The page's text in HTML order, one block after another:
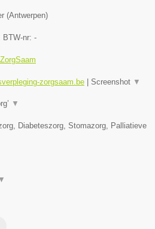
(Antwerpen)
BTW-nr: -
zorgsaam.be Screenshot ▼
▼
Diabeteszorg, Stomazorg, Palliatieve
▼